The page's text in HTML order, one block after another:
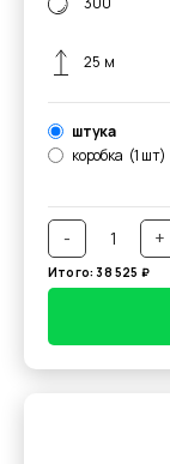
25 м
штука
коробка (1 шт)
- +
Итого:38 525 ₽